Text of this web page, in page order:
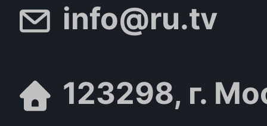
info@ru.tv
123298, г.